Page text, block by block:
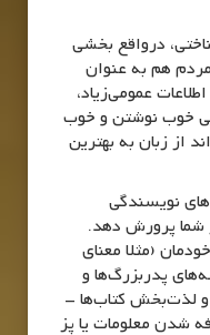
درواقع بخشی
هم به عنوان
عمومی‌زیاد،
خوب نوشتن و خوب
از زبان به بهترین
نویسندگی
شما پرورش دهد.
(مثلا معنای
پدربزرگ‌ها و
و لذت‌بخش کتاب‌ها –
شدن معلومات یا پز